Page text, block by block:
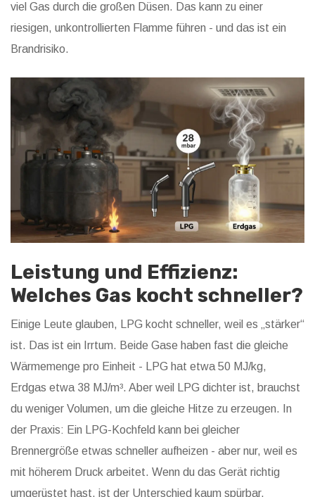
viel Gas durch die großen Düsen. Das kann zu einer
riesigen, unkontrollierten Flamme führen - und das ist ein
Brandrisiko.
Leistung und Effizienz:
Welches Gas kocht schneller?
Einige Leute glauben, LPG kocht schneller, weil es „stärker“
ist. Das ist ein Irrtum. Beide Gase haben fast die gleiche
Wärmemenge pro Einheit - LPG hat etwa 50 MJ/kg,
Erdgas etwa 38 MJ/m³. Aber weil LPG dichter ist, brauchst
du weniger Volumen, um die gleiche Hitze zu erzeugen. In
der Praxis: Ein LPG-Kochfeld kann bei gleicher
Brennergröße etwas schneller aufheizen - aber nur, weil es
mit höherem Druck arbeitet. Wenn du das Gerät richtig
umgerüstet hast, ist der Unterschied kaum spürbar.